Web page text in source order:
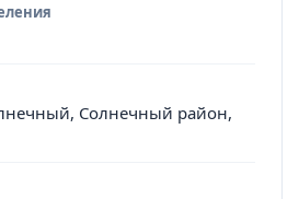
Солнечный район,